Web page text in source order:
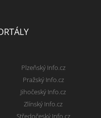
Plzeňský Info.cz
Pražský Info.cz
Jihočeský Info.cz
Zlínský Info.cz
Středočeský Info.cz